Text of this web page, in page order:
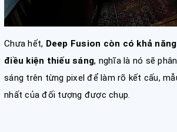
Chưa hết, Deep Fusion còn có khả
điều kiện thiếu sáng, nghĩa là nó sẽ
sáng trên từng pixel để làm rõ kết cấu,
nhất của đối tượng được chụp.